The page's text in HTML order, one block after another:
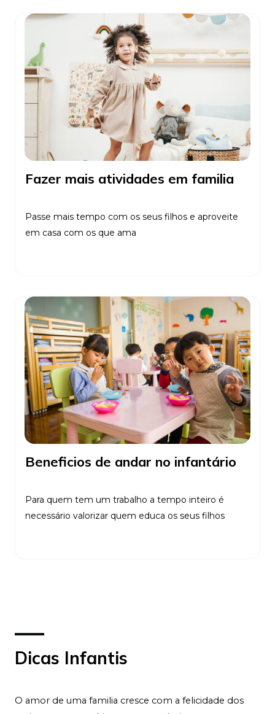
Fazer mais atividades em familia
Passe mais tempo com os seus filhos e aproveite
em casa com os que ama
Beneficios de andar no infantário
Para quem tem um trabalho a tempo inteiro é
necessário valorizar quem educa os seus filhos
Dicas Infantis
O amor de uma familia cresce com a felicidade dos